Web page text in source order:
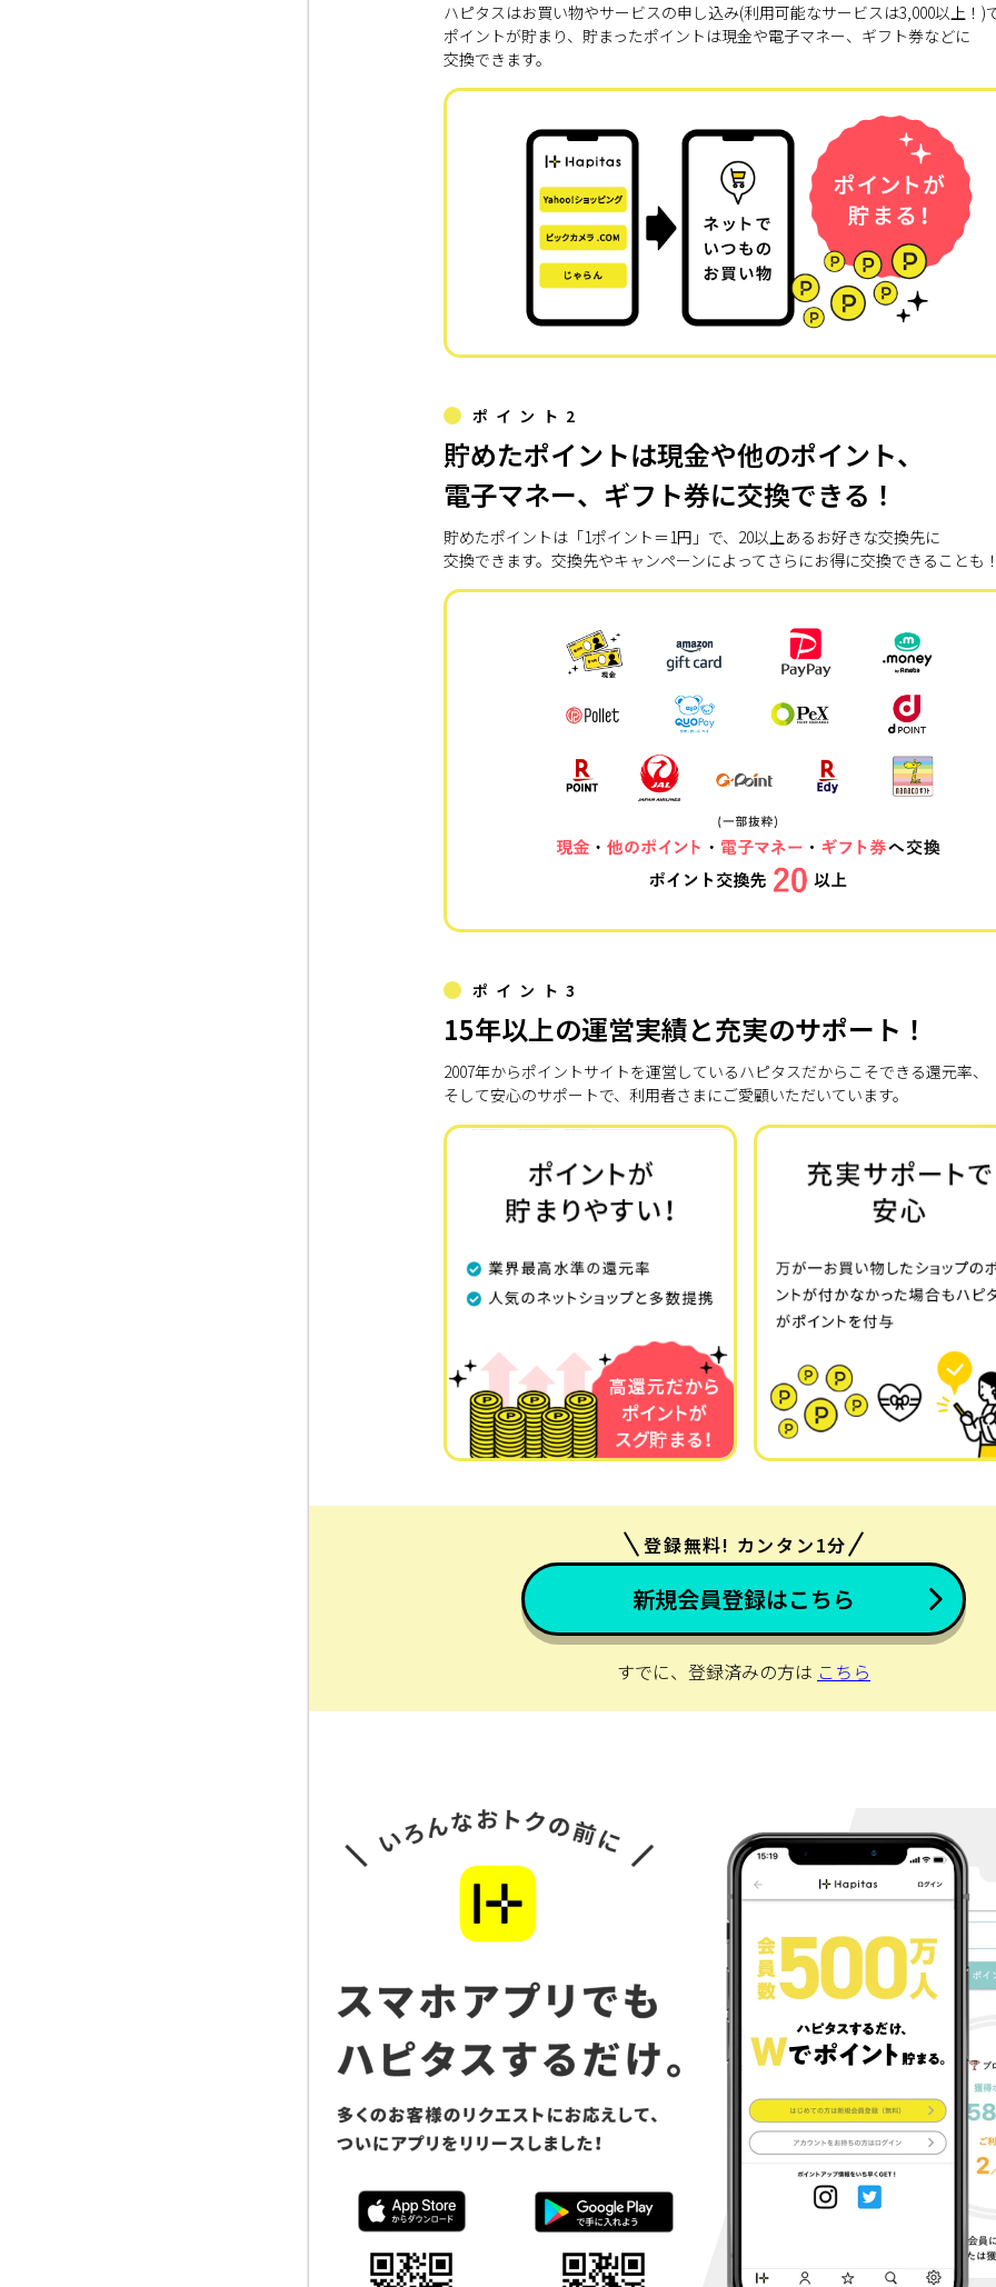
ハピタスはお買い物やサービスの申し込み(利用可能なサービスは3,000以上！)
ポイントが貯まり、貯まったポイントは現金や電子マネー、ギフト券などに
交換できます。
ポイント2
貯めたポイントは現金や他のポイント、
電子マネー、ギフト券に交換できる！
貯めたポイントは「1ポイント＝1円」で、20以上あるお好きな交換先に
交換できます。交換先やキャンペーンによってさらにお得に交換できることも
ポイント3
15年以上の運営実績と充実のサポート！
2007年からポイントサイトを運営しているハピタスだからこそできる還元率、
そして安心のサポートで、利用者さまにご愛顧いただいています。
登録無料! カンタン1分
新規会員登録はこちら
すでに、登録済みの方は こちら